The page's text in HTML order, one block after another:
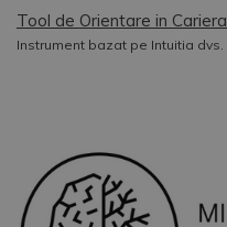
Tool de Orientare in Cariera
Instrument bazat pe Intuitia dvs.